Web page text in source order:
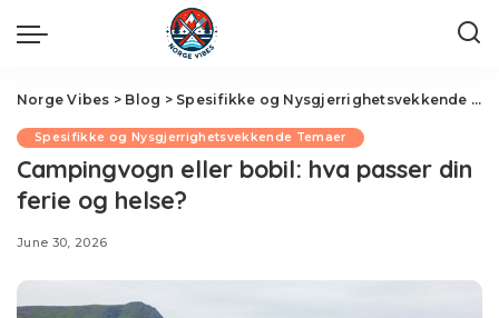
Norge Vibes > Blog > Spesifikke og Nysgjerrighetsvekkende Temaer
Spesifikke og Nysgjerrighetsvekkende Temaer
Campingvogn eller bobil: hva passer din
ferie og helse?
June 30, 2026